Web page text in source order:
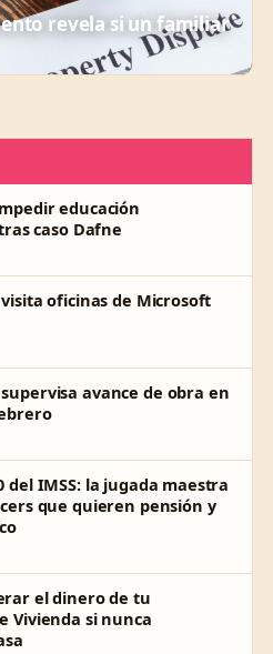
revela si un familiar
educación
caso Dafne
oficinas de Microsoft
avance de obra en
del IMSS: la jugada maestra
que quieren pensión y
el dinero de tu
Vivienda si nunca